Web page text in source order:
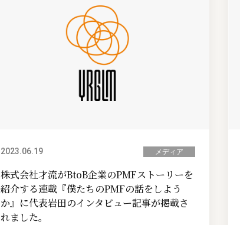
2023.06.19 メディア
株式会社才流がBtoB企業のPMFストーリーを
紹介する連載『僕たちのPMFの話をしよう
か』に代表岩田のインタビュー記事が掲載さ
れました。